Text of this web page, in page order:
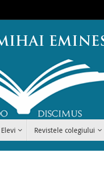
Elevi Revistele colegiului